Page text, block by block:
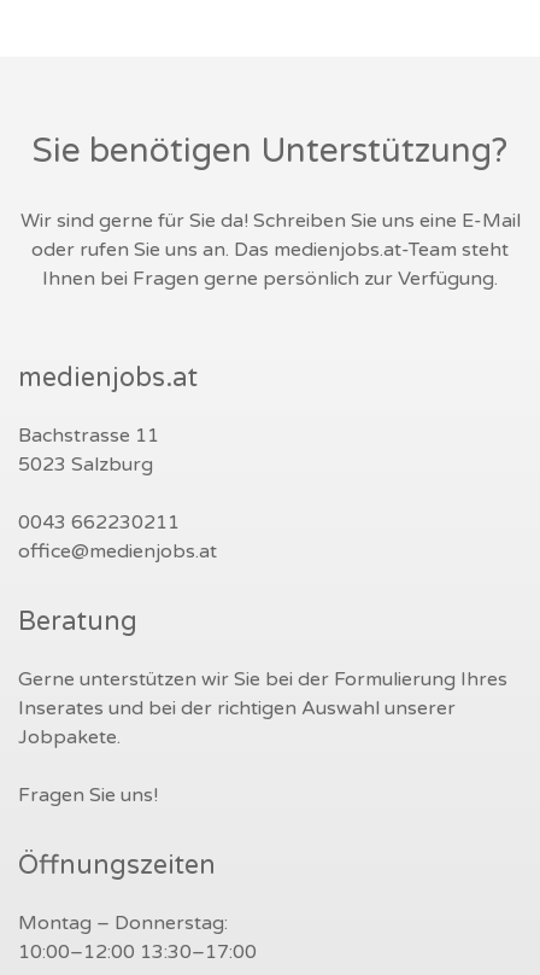
Sie benötigen Unterstützung?
Wir sind gerne für Sie da! Schreiben Sie uns eine E-Mail
oder rufen Sie uns an. Das medienjobs.at-Team steht
Ihnen bei Fragen gerne persönlich zur Verfügung.
medienjobs.at
Bachstrasse 11
5023 Salzburg
0043 662230211
office@medienjobs.at
Beratung
Gerne unterstützen wir Sie bei der Formulierung Ihres
Inserates und bei der richtigen Auswahl unserer
Jobpakete.
Fragen Sie uns!
Öffnungszeiten
Montag – Donnerstag:
10:00–12:00 13:30–17:00